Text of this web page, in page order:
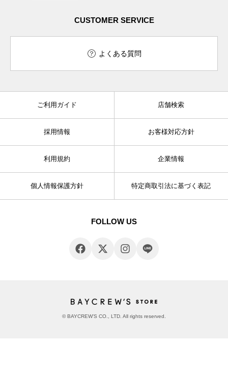
CUSTOMER SERVICE
よくある質問
ご利用ガイド 店舗検索
採用情報 お客様対応方針
利用規約 企業情報
個人情報保護方針 特定商取引法に基づく表記
FOLLOW US
© BAYCREW’S CO., LTD. All rights reserved.